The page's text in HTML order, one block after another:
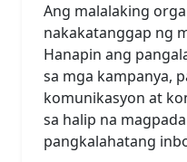
Ang malalaking
nakakatanggap ng
Hanapin ang
sa mga kampanya,
komunikasyon at
sa halip na
pangkalahatang